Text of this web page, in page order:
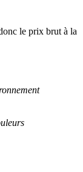
le prix brut à la